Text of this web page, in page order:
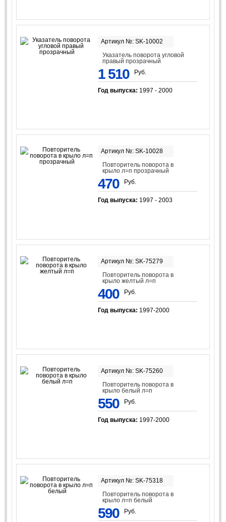
Артикул №: SK-10002
Указатель поворота угловой
правый прозрачный
1 510 Руб.
Год выпуска: 1997 - 2000
Артикул №: SK-10028
Повторитель поворота в
крыло л=п прозрачный
470 Руб.
Год выпуска: 1997 - 2003
Артикул №: SK-75279
Повторитель поворота в
крыло желтый л=п
400 Руб.
Год выпуска: 1997-2000
Артикул №: SK-75260
Повторитель поворота в
крыло белый л=п
550 Руб.
Год выпуска: 1997-2000
Артикул №: SK-75318
Повторитель поворота в
крыло л=п белый
590 Руб.